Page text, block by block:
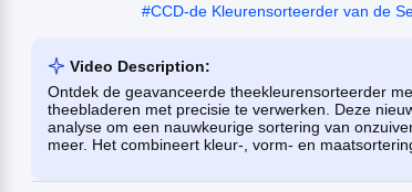
#CCD-de Kleurensorteerder van de
Video Description:
Ontdek de geavanceerde theekleurensorteerder
theebladeren met precisie te verwerken. Deze
analyse om een ​​nauwkeurige sortering van
meer. Het combineert kleur-, vorm- en